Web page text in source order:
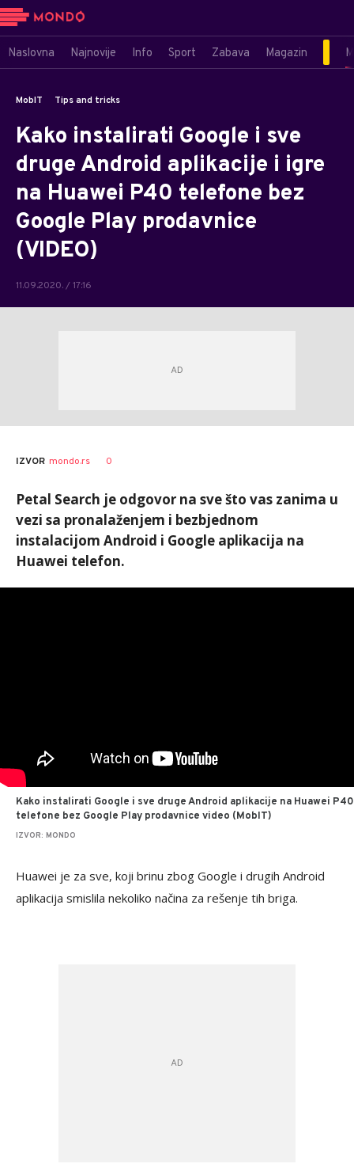
Naslovna Najnovije Info Sport Zabava Magazin
MobIT Tips and tricks
Kako instalirati Google i sve
druge Android aplikacije i igre
na Huawei P40 telefone bez
Google Play prodavnice
(VIDEO)
11.09.2020. / 17:16
AUTOR Čavić
IZVOR mondo.rs 0
Petal Search je odgovor na sve što vas zanima u
vezi sa pronalaženjem i bezbjednom
instalacijom Android i Google aplikacija na
Huawei telefon.
Kako instalirati Google i sve druge Android aplikacije na Huawei P40
telefone bez Google Play prodavnice video (MobIT)
IZVOR: MONDO
Huawei je za sve, koji brinu zbog Google i drugih Android
aplikacija smislila nekoliko načina za rešenje tih briga.